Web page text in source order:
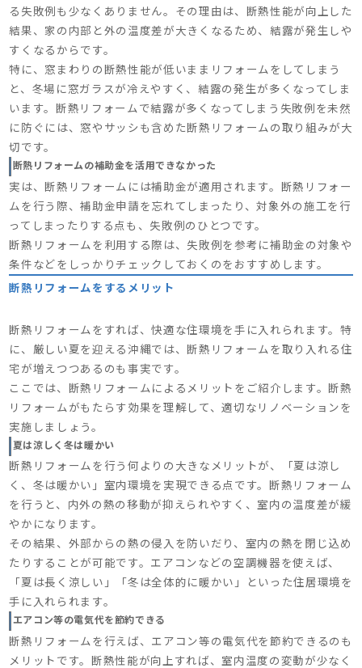
る失敗例も少なくありません。その理由は、断熱性能が向上した
結果、家の内部と外の温度差が大きくなるため、結露が発生しや
すくなるからです。
特に、窓まわりの断熱性能が低いままリフォームをしてしまう
と、冬場に窓ガラスが冷えやすく、結露の発生が多くなってしま
います。断熱リフォームで結露が多くなってしまう失敗例を未然
に防ぐには、窓やサッシも含めた断熱リフォームの取り組みが大
切です。
断熱リフォームの補助金を活用できなかった
実は、断熱リフォームには補助金が適用されます。断熱リフォー
ムを行う際、補助金申請を忘れてしまったり、対象外の施工を行
ってしまったりする点も、失敗例のひとつです。
断熱リフォームを利用する際は、失敗例を参考に補助金の対象や
条件などをしっかりチェックしておくのをおすすめします。
断熱リフォームをするメリット
断熱リフォームをすれば、快適な住環境を手に入れられます。特
に、厳しい夏を迎える沖縄では、断熱リフォームを取り入れる住
宅が増えつつあるのも事実です。
ここでは、断熱リフォームによるメリットをご紹介します。断熱
リフォームがもたらす効果を理解して、適切なリノベーションを
実施しましょう。
夏は涼しく冬は暖かい
断熱リフォームを行う何よりの大きなメリットが、「夏は涼し
く、冬は暖かい」室内環境を実現できる点です。断熱リフォーム
を行うと、内外の熱の移動が抑えられやすく、室内の温度差が緩
やかになります。
その結果、外部からの熱の侵入を防いだり、室内の熱を閉じ込め
たりすることが可能です。エアコンなどの空調機器を使えば、
「夏は長く涼しい」「冬は全体的に暖かい」といった住居環境を
手に入れられます。
エアコン等の電気代を節約できる
断熱リフォームを行えば、エアコン等の電気代を節約できるのも
メリットです。断熱性能が向上すれば、室内温度の変動が少なく